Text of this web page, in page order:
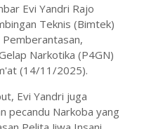
Evi Yandri Rajo
Teknis (Bimtek)
Pemberantasan,
Narkotika (P4GN)
(14/11/2025).
Evi Yandri juga
pecandu Narkoba yang